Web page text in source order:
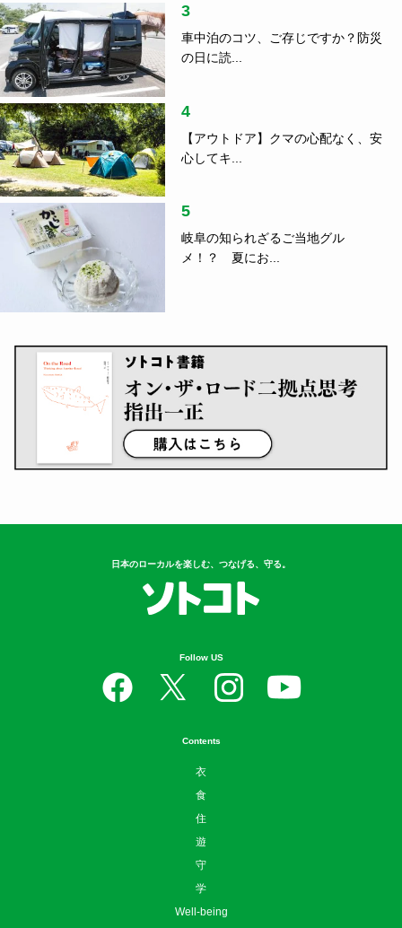
3
車中泊のコツ、ご存じですか？防災
の日に読...
4
【アウトドア】クマの心配なく、安
心してキ...
5
岐阜の知られざるご当地グル
メ！？ 夏にお...
日本のローカルを楽しむ、つなげる、守る。
Follow US
Contents
衣
食
住
遊
守
学
Well-being